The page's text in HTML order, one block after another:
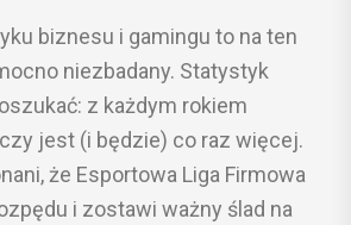
biznesu i gamingu to na ten
niezbadany. Statystyk
z każdym rokiem
jest (i będzie) co raz więcej.
że Esportowa Liga Firmowa
i zostawi ważny ślad na